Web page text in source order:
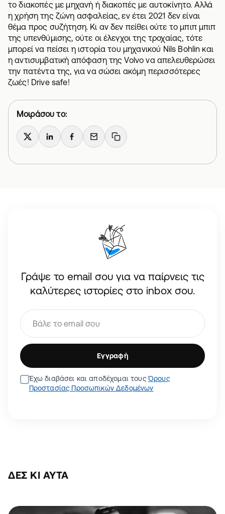
τοδιακοπές με μηχανή ή διακοπές με αυτοκίνητο. Αλλά
η χρήση της ζώνη ασφαλείας, εν έτει 2021 δεν είναι
θέμα προς συζήτηση. Κι αν δεν πείθει ούτε το μπιπ μπιπ
της υπενθύμισης, ούτε οι έλεγχοι της τροχαίας, τότε
μπορεί να πείσει η ιστορία του μηχανικού Nils Bohlin και
η αντισυμβατική απόφαση της Volvo να απελευθερώσει
την πατέντα της, για να σώσει ακόμη περισσότερες
ζωές! Drive safe!
Μοιράσου το:
X LinkedInFacebook
Email Copy link
Γράψε το email σου για να παίρνεις τις
καλύτερες ιστορίες στο inbox σου.
Εγγραφή
Έχω διαβάσει και αποδέχομαι τουςΌρους
Προστασίας Προσωπικών Δεδομένων
ΔΕΣ ΚΙ ΑΥΤΆ